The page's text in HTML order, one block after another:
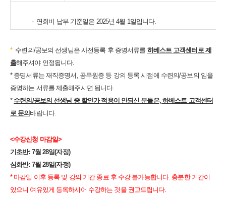
- 연회비 납부 기준일은 2025년 4월 1일입니다.
*​ 수련의/공보의 선생님은 사전등록 후 증명서류를 하베스트 고객센터로제
출해주셔야 인정됩니다.
* 증명서류는 재직증명서, 공무원증 등 강의 등록 시점에 수련의/공보의 임을
증명하는 서류를 제출해주시면 됩니다.
* 수련의/공보의 선생님 중 할인가 적용이 안되신 분들은, 하베스트 고객센터
로 문의 바랍니다.
<수강신청 마감일>
기초반: 7월 28일(자정)
심화반: 7월 28일(자정)
* 마감일 이후 등록 및 강의 기간 종료 후 수강 불가능합니다. 충분한 기간이
있으니 여유있게 등록하시어 수강하는 것을 권고드립니다.